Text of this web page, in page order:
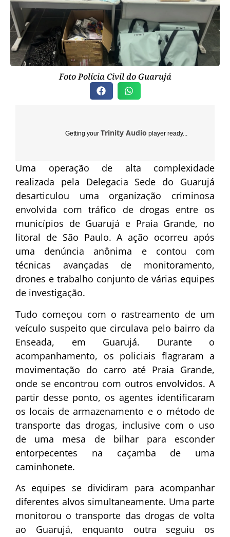
Foto Polícia Civil do Guarujá
Getting your Trinity Audio player ready...
Uma operação de alta complexidade
realizada pela Delegacia Sede do Guarujá
desarticulou uma organização criminosa
envolvida com tráfico de drogas entre os
municípios de Guarujá e Praia Grande, no
litoral de São Paulo. A ação ocorreu após
uma denúncia anônima e contou com
técnicas avançadas de monitoramento,
drones e trabalho conjunto de várias equipes
de investigação.
Tudo começou com o rastreamento de um
veículo suspeito que circulava pelo bairro da
Enseada, em Guarujá. Durante o
acompanhamento, os policiais flagraram a
movimentação do carro até Praia Grande,
onde se encontrou com outros envolvidos. A
partir desse ponto, os agentes identificaram
os locais de armazenamento e o método de
transporte das drogas, inclusive com o uso
de uma mesa de bilhar para esconder
entorpecentes na caçamba de uma
caminhonete.
As equipes se dividiram para acompanhar
diferentes alvos simultaneamente. Uma parte
monitorou o transporte das drogas de volta
ao Guarujá, enquanto outra seguiu os